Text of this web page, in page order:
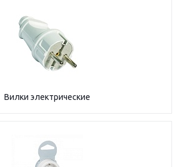
Вилки электрические